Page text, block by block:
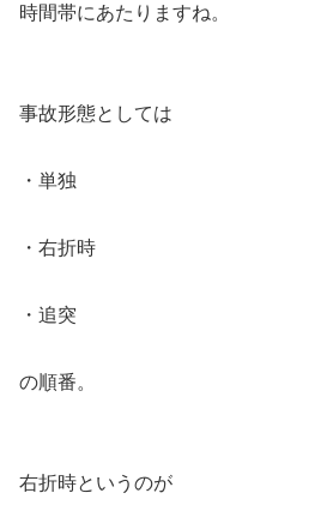
時間帯にあたりますね。
事故形態としては
・単独
・右折時
・追突
の順番。
右折時というのが